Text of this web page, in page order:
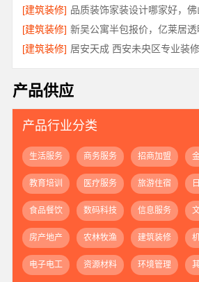
[建筑装修]
[建筑装修] 新吴公寓半包报价，亿莱居
[建筑装修] 居安天成 西安未央区专业装
产品供应
产品行业分类
生活服务 商务服务 招商加盟
教育培训 医疗服务 旅游住宿
食品餐饮 数码科技 信息服务
房产地产 农林牧渔 建筑装修
电子电工 资源材料 环境管理